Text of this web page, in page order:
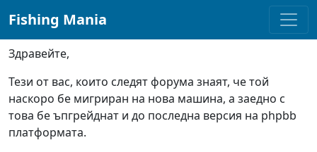
Fishing Mania
Здравейте,
Тези от вас, които следят форума знаят, че той
наскоро бе мигриран на нова машина, а заедно с
това бе ъпгрейднат и до последна версия на phpbb
платформата.